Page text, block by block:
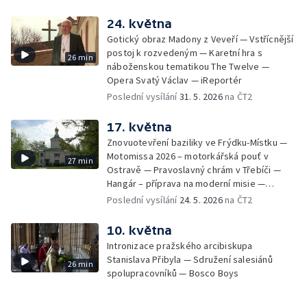
26 min
24. května
Gotický obraz Madony z Veveří — Vstřícnější
postoj k rozvedeným — Karetní hra s
náboženskou tematikou The Twelve —
Opera Svatý Václav — iReportér
Poslední vysílání31. 5. 2026na ČT2
27 min
17. května
Znovuotevření baziliky ve Frýdku-Místku —
Motomissa 2026 – motorkářská pouť v
Ostravě — Pravoslavný chrám v Třebíči —
Hangár – příprava na moderní misie —
Opavská Kavárna pro radost
Poslední vysílání 24. 5. 2026na ČT2
26 min
10. května
Intronizace pražského arcibiskupa
Stanislava Přibyla — Sdružení salesiánů
spolupracovníků — Bosco Boys